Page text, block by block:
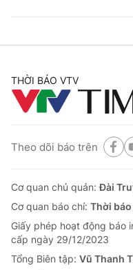
THỜI BÁO VTV
Theo dõi báo trên
Cơ quan chủ quản:Đài
Cơ quan báo chí: Thời báo
Giấy phép hoạt động báo
cấp ngày 29/12/2023
Tổng Biên tập: Vũ Thanh